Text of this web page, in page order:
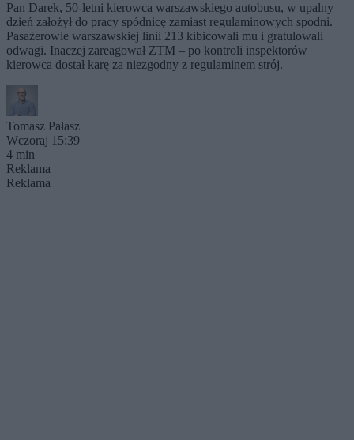
Pan Darek, 50-letni kierowca warszawskiego autobusu, w upalny
dzień założył do pracy spódnicę zamiast regulaminowych spodni.
Pasażerowie warszawskiej linii 213 kibicowali mu i gratulowali
odwagi. Inaczej zareagował ZTM – po kontroli inspektorów
kierowca dostał karę za niezgodny z regulaminem strój.
Tomasz Pałasz
Wczoraj 15:39
4 min
Reklama
Reklama